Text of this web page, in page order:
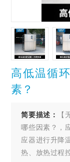
高低温循
素？
简要描述：
【
哪些因素？，
应器进行升降
热、放热过程